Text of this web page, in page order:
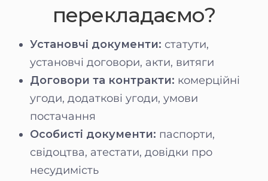
перекладаємо?
Установчі документи: статути,
установчі договори, акти, витяги
Договори та контракти: комерційні
угоди, додаткові угоди, умови
постачання
Особисті документи: паспорти,
свідоцтва, атестати, довідки про
несудимість